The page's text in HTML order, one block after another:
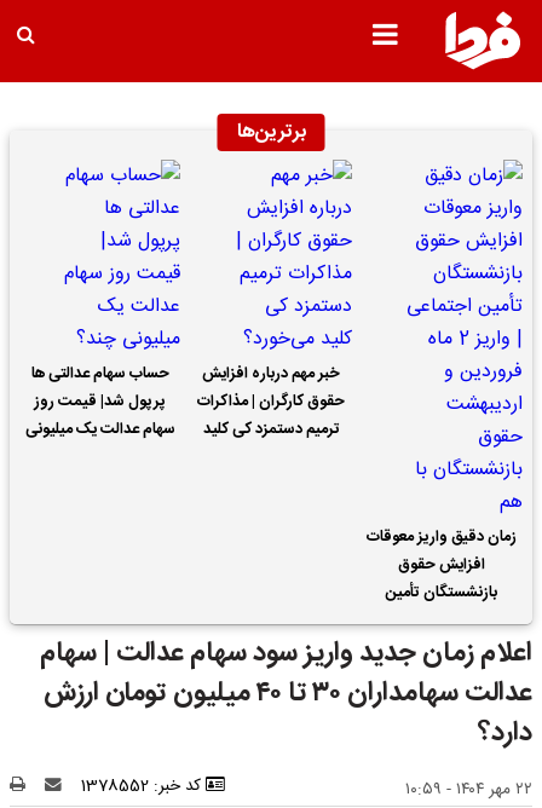
برترین‌ها
زمان دقیق واریز معوقات
افزایش حقوق
بازنشستگان تأمین
اجتماعی | واریز 2 ماه
فروردین و اردیبهشت
حقوق بازنشستگان با هم
خبر مهم درباره افزایش
حقوق کارگران | مذاکرات
ترمیم دستمزد کی کلید
حساب سهام عدالتی ها
پرپول شد| قیمت روز
سهام عدالت یک میلیونی
اعلام زمان جدید واریز سود سهام عدالت | سهام
عدالت سهامداران ۳۰ تا ۴۰ میلیون تومان ارزش
دارد؟
۲۲ مهر ۱۴۰۴ - ۱۰:۵۹ کد خبر: 1378552